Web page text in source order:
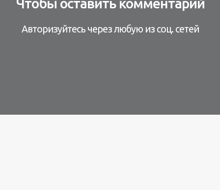
Чтобы оставить комментарий
Авторизуйтесь через любую из соц. сетей